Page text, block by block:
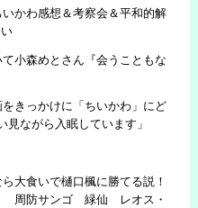
かわ感想＆考察会＆平和的解
小森めとさん『会うこともな
きっかけに「ちいかわ」にど
ながら入眠しています」
大食いで樋口楓に勝てる説！
周防サンゴ 緑仙 レオス・